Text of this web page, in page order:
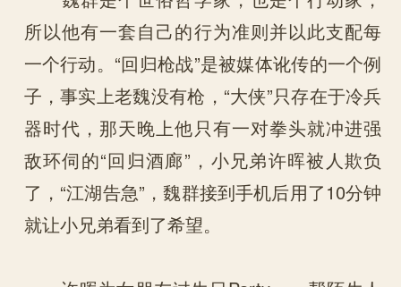
所以他有一套自己的行为准则并以此支配每
一个行动。“回归枪战”是被媒体讹传的一个例
子，事实上老魏没有枪，“大侠”只存在于冷兵
器时代，那天晚上他只有一对拳头就冲进强
敌环伺的“回归酒廊”，小兄弟许晖被人欺负
了，“江湖告急”，魏群接到手机后用了10分钟
就让小兄弟看到了希望。